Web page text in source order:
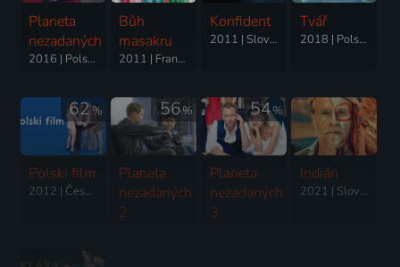
Planeta
nezadaných
2016 | Polsko | Komedie, Romantický
Bůh
masakru
2011 | Francie, Německo, Polsko, Španělsko | Komedie, Drama
Konfident
2011 | Slovensko, Polsko, Česká republika | Thriller, Drama, Historický, Komedie
Tvář
2018 | Polsko | Drama, Komedie
62%
Polski film
2012 | Česká republika, Polsko | Komedie
56%
Planeta
nezadaných
2
54%
Planeta
nezadaných
3
Indián
2021 | Slovensko, Česká republika, Polsko | Komedie